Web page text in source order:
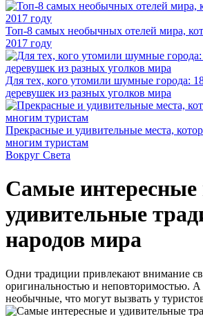
Топ-8 самых необычных отелей мира,
2017 году
Для тех, кого утомили шумные города:
деревушек из разных уголков мира
Прекрасные и удивительные места,
многим туристам
Вокруг Света
Самые интересные
удивительные
народов мира
Одни традиции привлекают внимание
оригинальностью и неповторимостью. А
необычные, что могут вызвать у